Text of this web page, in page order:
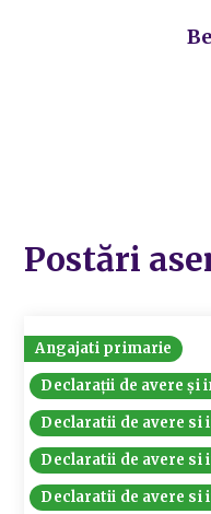
Postări
Angajati primarie
Declarații de avere și
Declaratii de avere si
Declaratii de avere si
Declaratii de avere si